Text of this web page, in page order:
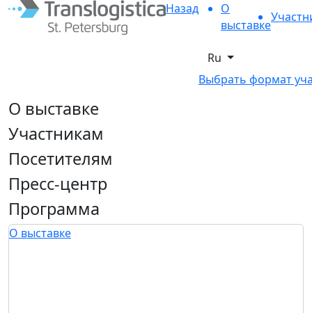
Назад
О
выставке
Ru
Выбрать формат
О выставке
Участникам
Посетителям
Пресс-центр
Программа
О выставке